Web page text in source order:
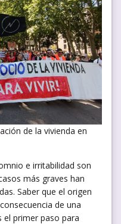
de la vivienda en
e irritabilidad son
más graves han
Saber que el origen
de una
el primer paso para